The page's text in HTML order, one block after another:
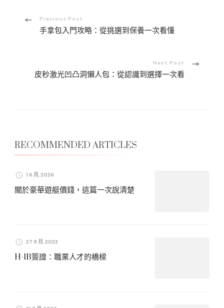
PostPrevious Post
手拿包入門攻略：從挑選到保養一次看懂
Next Post
皮秒激光凹凸洞懶人包：從認識到選擇一次看
RECOMMENDED ARTICLES
1 6 月, 2026
關於豪華遊艇價錢，這篇一次說清楚
27 9 月, 2023
H-1B簽證：職業人才的橋樑